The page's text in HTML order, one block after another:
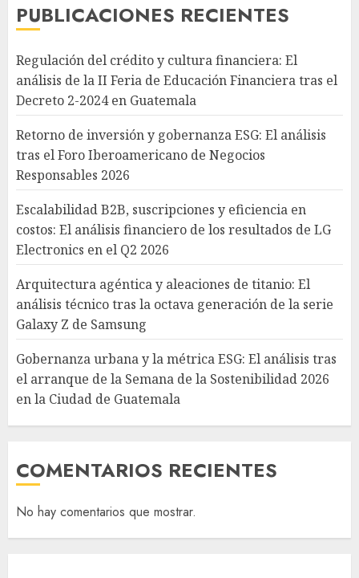
PUBLICACIONES RECIENTES
Regulación del crédito y cultura financiera: El
análisis de la II Feria de Educación Financiera tras el
Decreto 2-2024 en Guatemala
Retorno de inversión y gobernanza ESG: El análisis
tras el Foro Iberoamericano de Negocios
Responsables 2026
Escalabilidad B2B, suscripciones y eficiencia en
costos: El análisis financiero de los resultados de LG
Electronics en el Q2 2026
Arquitectura agéntica y aleaciones de titanio: El
análisis técnico tras la octava generación de la serie
Galaxy Z de Samsung
Gobernanza urbana y la métrica ESG: El análisis tras
el arranque de la Semana de la Sostenibilidad 2026
en la Ciudad de Guatemala
COMENTARIOS RECIENTES
No hay comentarios que mostrar.